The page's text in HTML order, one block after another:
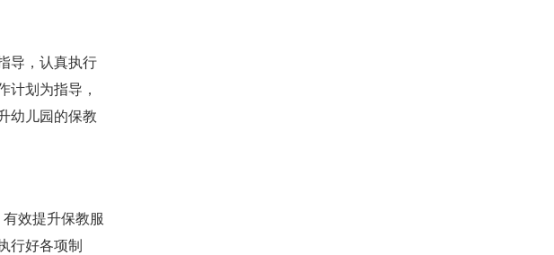
导，认真执行
计划为指导，
幼儿园的保教
效提升保教服
行好各项制